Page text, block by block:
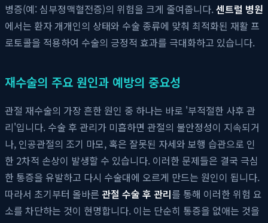
병증(예: 심부정맥혈전증)의 위험을 크게 줄여줍니다.센트럴 병원
에서는 환자 개개인의 상태와 수술 종류에 맞춰 최적화된 재활 프
로토콜을 적용하여 수술의 긍정적 효과를 극대화하고 있습니다.
재수술의 주요 원인과 예방의 중요성
관절 재수술의 가장 흔한 원인 중 하나는 바로 '부적절한 사후 관
리'입니다. 수술 후 관리가 미흡하면 관절의 불안정성이 지속되거
나, 인공관절의 조기 마모, 혹은 잘못된 자세와 보행 습관으로 인
한 2차적 손상이 발생할 수 있습니다. 이러한 문제들은 결국 극심
한 통증을 유발하고 다시 수술대에 오르게 만드는 원인이 됩니다.
따라서 초기부터 올바른 관절 수술 후 관리를 통해 이러한 위험 요
소를 차단하는 것이 현명합니다. 이는 단순히 통증을 없애는 것을